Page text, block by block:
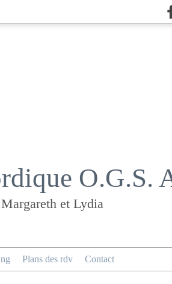
O.G.S.
et Lydia
Plans des rdv Contact